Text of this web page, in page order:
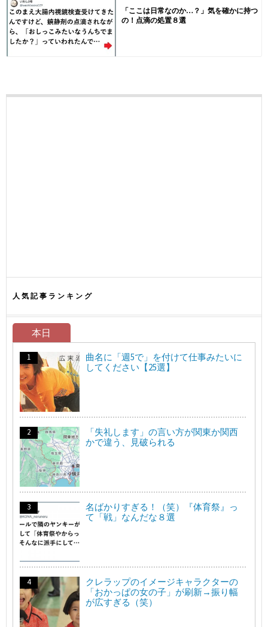
「ここは日常なのか…？」気を確かに持つ
の！点滴の処置８選
人気記事ランキング
本日
曲名に「週5で」を付けて仕事みたいに
してください【25選】
「失礼します」の言い方が関東か関西
かで違う、見破られる
名ばかりすぎる！（笑）『体育祭』っ
て「戦」なんだな８選
クレラップのイメージキャラクターの
「おかっぱの女の子」が刷新→振り幅
が広すぎる（笑）